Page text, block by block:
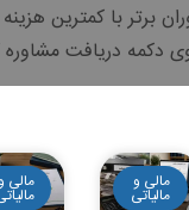
برتر باکمترین هزینه
دکمه دریافت مشاوره
مالی و
مالیاتی
مالی